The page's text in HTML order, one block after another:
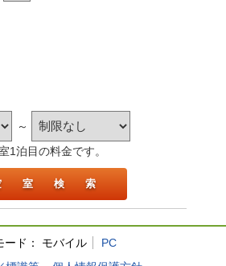
～
1泊目の料金です。
ド： モバイル
PC